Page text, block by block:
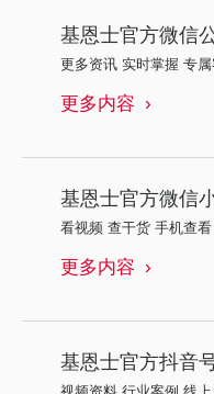
基恩士官方微信
更多资讯 实时掌握 专
更多内容
基恩士官方微信
看视频 查干货 手机查
更多内容
基恩士官方抖音
视频资料 行业案例 线